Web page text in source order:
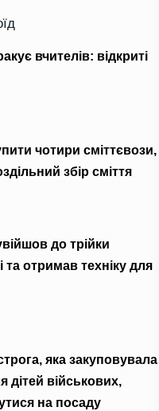
вчителів: відкриті
чотири сміттєвози,
збір сміття
до трійки
та отримав техніку для
яка закуповувала
дітей військових,
на посаду